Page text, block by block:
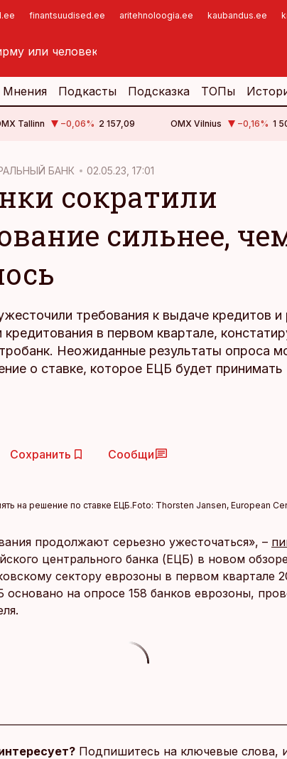
finantsuudised.ee aritehnoloogia.ee kaubandus.ee
Мнения Подкасты Подсказка ТОПы
Tallinn −0,06% 2 157,09 OMX Vilnius −0,16% 1
БАНК 02.05.23, 17:01
сократили
сильнее,
требования к выдаче кредитов и
в первом квартале,
Неожиданные результаты опроса
о ставке, которое ЕЦБ будет принимать
Сохранить Сообщи
на решение по ставке ЕЦБ.Foto: Thorsten Jansen, European
продолжают серьезно ужесточаться», –
центрального банка (ЕЦБ) в новом
сектору еврозоны в первом квартале
основано на опросе 158 банков еврозоны,
Подпишитесь на ключевые слова,